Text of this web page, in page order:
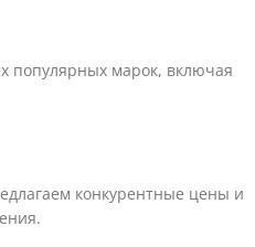
популярных марок, включая
конкурентные цены и